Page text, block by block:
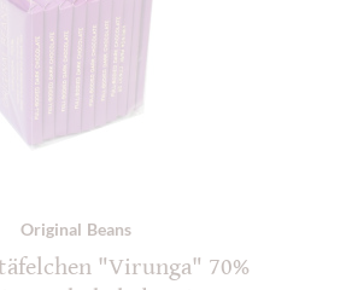
Original Beans
"Virunga" 70%